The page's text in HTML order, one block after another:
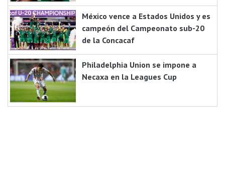
México vence a Estados Unidos y es
campeón del Campeonato sub-20
de la Concacaf
Philadelphia Union se impone a
Necaxa en la Leagues Cup